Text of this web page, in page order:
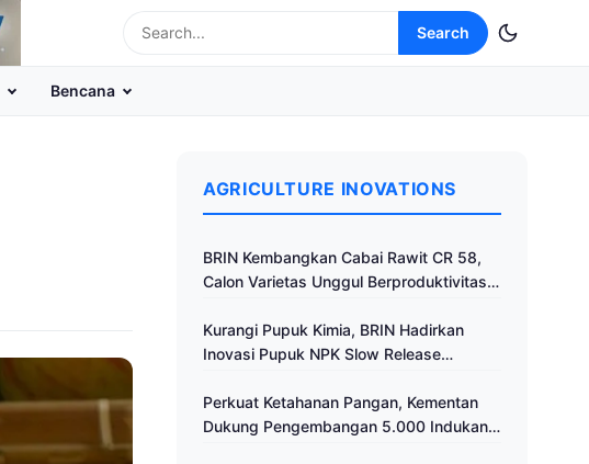
Search
Bencana
AGRICULTURE INOVATIONS
BRIN Kembangkan Cabai Rawit CR 58,
Calon Varietas Unggul Berproduktivitas
Kurangi Pupuk Kimia, BRIN Hadirkan
Inovasi Pupuk NPK Slow Release
Perkuat Ketahanan Pangan, Kementan
Dukung Pengembangan 5.000 Indukan